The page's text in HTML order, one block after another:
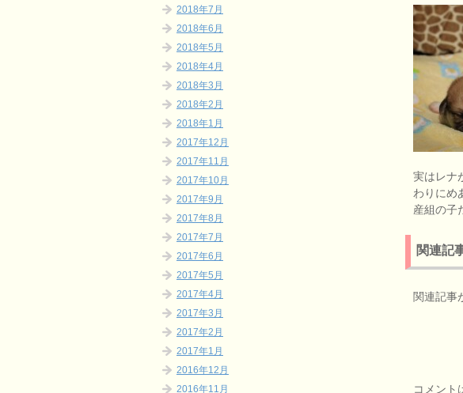
実はレナ
わりにめ
産組の子
関連記
関連記事
コメント
2018年7月
2018年6月
2018年5月
2018年4月
2018年3月
2018年2月
2018年1月
2017年12月
2017年11月
2017年10月
2017年9月
2017年8月
2017年7月
2017年6月
2017年5月
2017年4月
2017年3月
2017年2月
2017年1月
2016年12月
2016年11月